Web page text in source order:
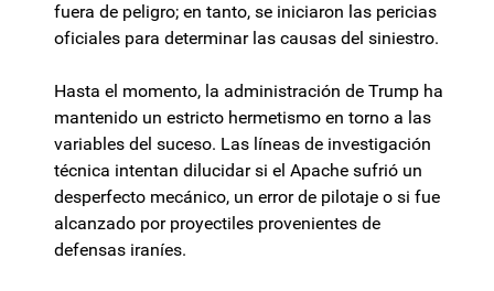
fuera de peligro; en tanto, se iniciaron las pericias
oficiales para determinar las causas del siniestro.
Hasta el momento, la administración de Trump ha
mantenido un estricto hermetismo en torno a las
variables del suceso. Las líneas de investigación
técnica intentan dilucidar si el Apache sufrió un
desperfecto mecánico, un error de pilotaje o si fue
alcanzado por proyectiles provenientes de
defensas iraníes.